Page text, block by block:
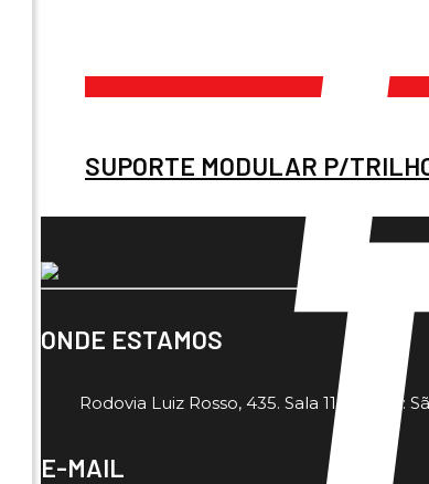
SUPORTE MODULAR P/
ONDE ESTAMOS
Rodovia Luiz Rosso, 435. Sala 11 - Bairro:
E-MAIL